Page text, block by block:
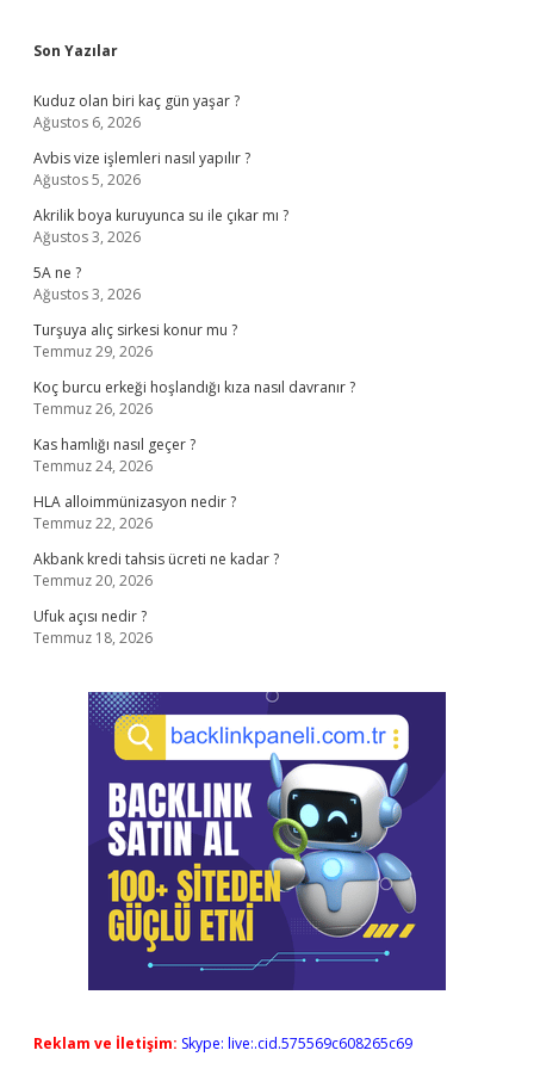
Sidebar
Son Yazılar
Kuduz olan biri kaç gün yaşar ?
Ağustos 6, 2026
Avbis vize işlemleri nasıl yapılır ?
Ağustos 5, 2026
Akrilik boya kuruyunca su ile çıkar mı ?
Ağustos 3, 2026
5A ne ?
Ağustos 3, 2026
Turşuya alıç sirkesi konur mu ?
Temmuz 29, 2026
Koç burcu erkeği hoşlandığı kıza nasıl davranır ?
Temmuz 26, 2026
Kas hamlığı nasıl geçer ?
Temmuz 24, 2026
HLA alloimmünizasyon nedir ?
Temmuz 22, 2026
Akbank kredi tahsis ücreti ne kadar ?
Temmuz 20, 2026
Ufuk açısı nedir ?
Temmuz 18, 2026
Reklam ve İletişim: Skype: live:.cid.575569c608265c69